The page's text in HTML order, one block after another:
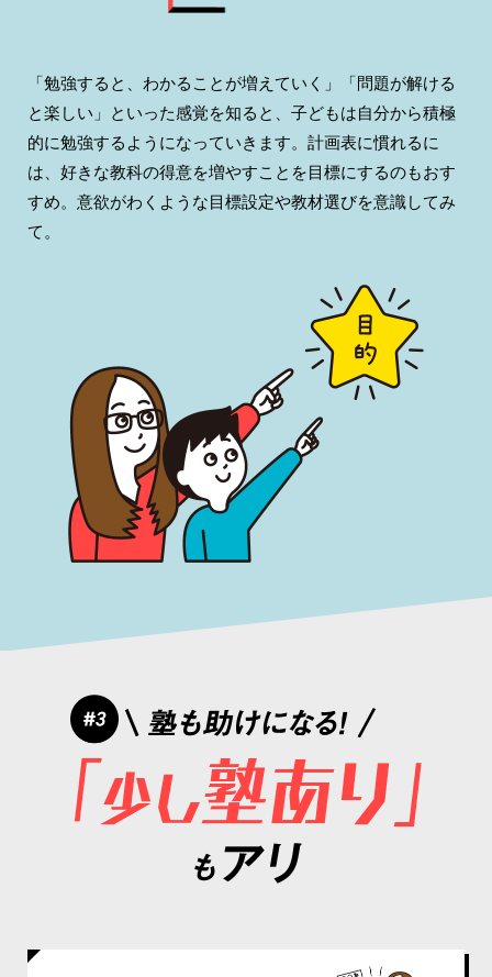
「勉強すると、わかることが増えていく」「問題が解ける
と楽しい」といった感覚を知ると、子どもは自分から積極
的に勉強するようになっていきます。計画表に慣れるに
は、好きな教科の得意を増やすことを目標にするのもおす
すめ。意欲がわくような目標設定や教材選びを意識してみ
て。